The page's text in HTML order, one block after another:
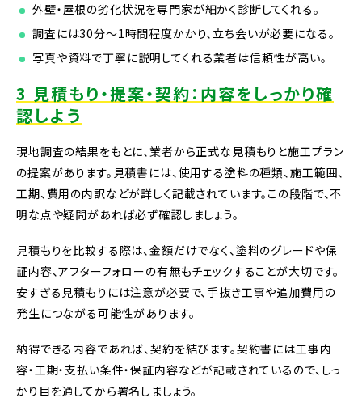
外壁・屋根の劣化状況を専門家が細かく診断してくれる。
調査には30分〜1時間程度かかり、立ち会いが必要になる。
写真や資料で丁寧に説明してくれる業者は信頼性が高い。
3 見積もり・提案・契約：内容をしっかり確
認しよう
現地調査の結果をもとに、業者から正式な見積もりと施工プラン
の提案があります。見積書には、使用する塗料の種類、施工範囲、
工期、費用の内訳などが詳しく記載されています。この段階で、不
明な点や疑問があれば必ず確認しましょう。
見積もりを比較する際は、金額だけでなく、塗料のグレードや保
証内容、アフターフォローの有無もチェックすることが大切です。
安すぎる見積もりには注意が必要で、手抜き工事や追加費用の
発生につながる可能性があります。
納得できる内容であれば、契約を結びます。契約書には工事内
容・工期・支払い条件・保証内容などが記載されているので、しっ
かり目を通してから署名しましょう。